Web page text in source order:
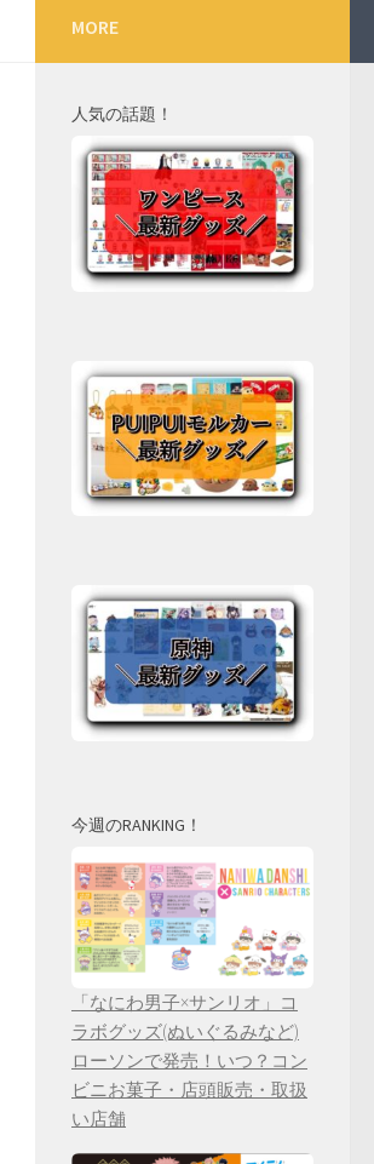
MORE
人気の話題！
今週のRANKING！
「なにわ男子×サンリオ」コ
ラボグッズ(ぬいぐるみなど)
ローソンで発売！いつ？コン
ビニお菓子・店頭販売・取扱
い店舗